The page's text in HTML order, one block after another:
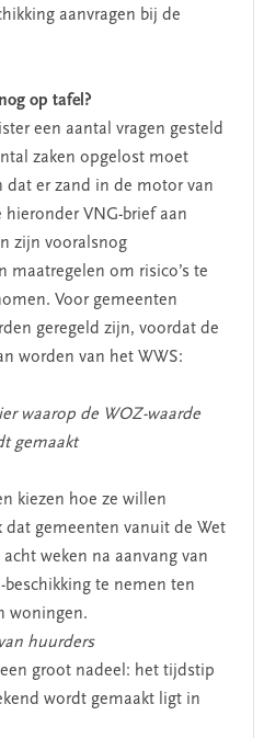
aanvragen bij de
op tafel?
een aantal vragen gesteld
zaken opgelost moet
er zand in de motor van
VNG-brief aan
zijn vooralsnog
maatregelen om risico’s te
Voor gemeenten
geregeld zijn, voordat de
worden van het WWS:
waarop de WOZ-waarde
gemaakt
kiezen hoe ze willen
dat gemeenten vanuit de Wet
weken na aanvang van
te nemen ten
woningen.
huurders
groot nadeel: het tijdstip
wordt gemaakt ligt in